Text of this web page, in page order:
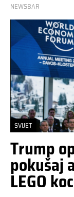
NEWSBAR
SVIJET
Trump
pokušaj
LEGO